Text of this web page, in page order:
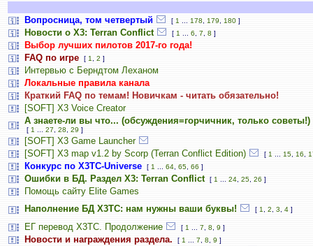
Вопросница, том четвертый [ 1 178 179 180 ]
Новости о X3: Terran Conflict [ 1 6 7 8 ]
Выбор лучших пилотов 2017-го года!
FAQ по игре
[ 1 2 ]
Интервью с Берндтом Леханом
Локальные правила канала
Краткий FAQ по темам! Новичкам - читать обязательно!
[SOFT] X3 Voice Creator
А знаете-ли вы что... (обсуждения=горчичник, только советы!)
[ 1 27 28 29 ]
[SOFT] X3 Game Launcher
[SOFT] X3 map v1.2 by Scorp (Terran Conflict Edition)
[ 1 15 16
Конкурс по X3TC-Universe [ 1 64 65 66 ]
Ошибки в БД. Раздел X3: Terran Conflict [ 1 24 25 26 ]
Помощь сайту Elite Games
Наполнение БД X3TC: нам нужны ваши буквы!
[ 1 2 3 4 ]
ЕГ перевод Х3ТС. Продолжение [ 1 7 8 9 ]
Новости и награждения раздела. [ 1 7 8 9 ]